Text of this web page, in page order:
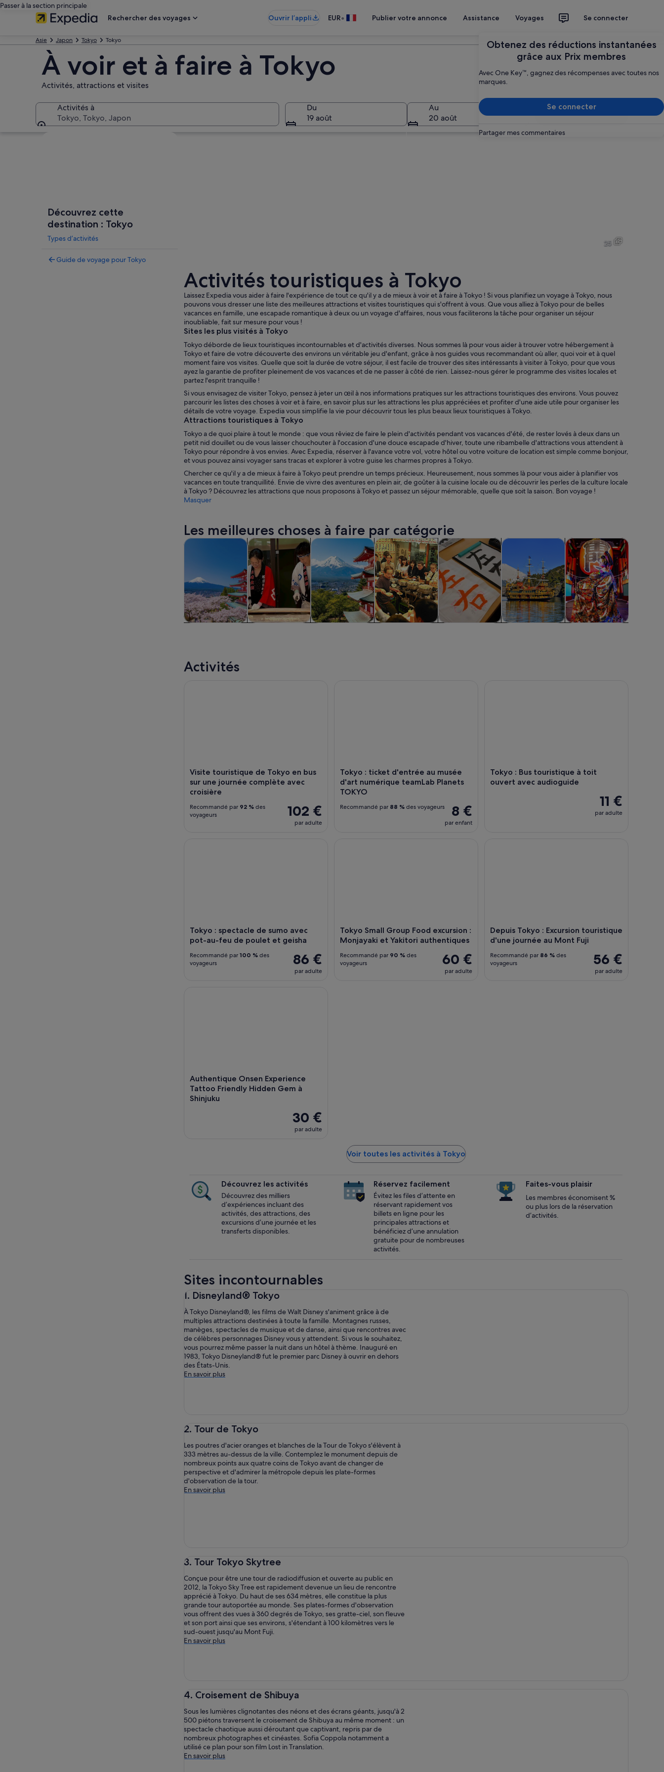
Passer à la section principale
Rechercher des voyages
Ouvrir l’appli EUR• Publier votre annonce Assistance Voyages Se connecter
Obtenez des réductions instantanées
grâce aux Prix membres
Avec One Key™, gagnez des récompenses avec toutes nos
marques.
Se connecter
Partager mes commentaires
Asie Japon Tokyo Tokyo Planifier mon voyage
À voir et à faire à Tokyo
Activités, attractions et visites
Activités à
Tokyo, Tokyo, Japon
Du
19 août
Au
20 août
Rechercher
Découvrez cette
destination : Tokyo
Types d’activités
Guide de voyage pour Tokyo
Une rue animée en plein centre-ville, avec un immeuble remarquable à la façade en verre, de nombreuses enseignes
Une vue urbaine avec une tour imposante illuminée en rouge, des
Une vue urbaine avec des
25
Activités touristiques à Tokyo
Laissez Expedia vous aider à faire l'expérience de tout ce qu'il y a de mieux à voir et à faire à Tokyo ! Si vous planifiez un voyage à Tokyo, nous
pouvons vous dresser une liste des meilleures attractions et visites touristiques qui s'offrent à vous. Que vous alliez à Tokyo pour de belles
vacances en famille, une escapade romantique à deux ou un voyage d'affaires, nous vous faciliterons la tâche pour organiser un séjour
inoubliable, fait sur mesure pour vous !
Sites les plus visités à Tokyo
Tokyo déborde de lieux touristiques incontournables et d'activités diverses. Nous sommes là pour vous aider à trouver votre hébergement à
Tokyo et faire de votre découverte des environs un véritable jeu d'enfant, grâce à nos guides vous recommandant où aller, quoi voir et à quel
moment faire vos visites. Quelle que soit la durée de votre séjour, il est facile de trouver des sites intéressants à visiter à Tokyo, pour que vous
ayez la garantie de profiter pleinement de vos vacances et de ne passer à côté de rien. Laissez-nous gérer le programme des visites locales et
partez l'esprit tranquille !
Si vous envisagez de visiter Tokyo, pensez à jeter un œil à nos informations pratiques sur les attractions touristiques des environs. Vous pouvez
parcourir les listes des choses à voir et à faire, en savoir plus sur les attractions les plus appréciées et profiter d'une aide utile pour organiser les
détails de votre voyage. Expedia vous simplifie la vie pour découvrir tous les plus beaux lieux touristiques à Tokyo.
Attractions touristiques à Tokyo
Tokyo a de quoi plaire à tout le monde : que vous rêviez de faire le plein d'activités pendant vos vacances d'été, de rester lovés à deux dans un
petit nid douillet ou de vous laisser chouchouter à l'occasion d'une douce escapade d'hiver, toute une ribambelle d'attractions vous attendent à
Tokyo pour répondre à vos envies. Avec Expedia, réserver à l'avance votre vol, votre hôtel ou votre voiture de location est simple comme bonjour,
et vous pouvez ainsi voyager sans tracas et explorer à votre guise les charmes propres à Tokyo.
Chercher ce qu'il y a de mieux à faire à Tokyo peut prendre un temps précieux. Heureusement, nous sommes là pour vous aider à planifier vos
vacances en toute tranquillité. Envie de vivre des aventures en plein air, de goûter à la cuisine locale ou de découvrir les perles de la culture locale
à Tokyo ? Découvrez les attractions que nous proposons à Tokyo et passez un séjour mémorable, quelle que soit la saison. Bon voyage !
Masquer
Les meilleures choses à faire par catégorie
Visites d’une journée et excursionsS’ouvre dans un nouvel onglet.
Histoire et cultureS’ouvre dans un nouvel onglet.
Visites privées et personnaliséesS’ouvre dans un nouvel onglet.
Gastronomie et vie nocturneS’ouvre dans un nouvel onglet.
Cours et ateliersS’ouvre dans un nouvel onglet.
Aventure et activités de plein airS’ouvre
Spectacles et concerts
Activités
Visite touristique de Tokyo en bus
sur une journée complète avec
croisière
102 €
par adulte
Recommandé par 92 % des
voyageurs
Tokyo : ticket d'entrée au musée
d'art numérique teamLab Planets
TOKYO
8 €
par enfant
Recommandé par 88 % des voyageurs
Tokyo : Bus touristique à toit
ouvert avec audioguide
11 €
par adulte
Tokyo : spectacle de sumo avec
pot-au-feu de poulet et geisha
86 €
par adulte
Recommandé par 100 % des
voyageurs
Tokyo Small Group Food excursion :
Monjayaki et Yakitori authentiques
60 €
par adulte
Recommandé par 90 % des
voyageurs
Depuis Tokyo : Excursion touristique
d'une journée au Mont Fuji
56 €
par adulte
Recommandé par 86 % des
voyageurs
Authentique Onsen Experience
Tattoo Friendly Hidden Gem à
Shinjuku
30 €
par adulte
Voir toutes les activités à Tokyo
Découvrez les activités
Découvrez des milliers
d’expériences incluant des
activités, des attractions, des
excursions d’une journée et les
transferts disponibles.
Réservez facilement
Évitez les files d’attente en
réservant rapidement vos
billets en ligne pour les
principales attractions et
bénéficiez d’une annulation
gratuite pour de nombreuses
activités.
Faites-vous plaisir
Les membres économisent %
ou plus lors de la réservation
d’activités.
Sites incontournables
1. Disneyland® Tokyo
À Tokyo Disneyland®, les films de Walt Disney s'animent grâce à de
multiples attractions destinées à toute la famille. Montagnes russes,
manèges, spectacles de musique et de danse, ainsi que rencontres avec
de célèbres personnages Disney vous y attendent. Si vous le souhaitez,
vous pourrez même passer la nuit dans un hôtel à thème. Inauguré en
1983, Tokyo Disneyland® fut le premier parc Disney à ouvrir en dehors
des États-Unis.
En savoir plus
2. Tour de Tokyo
Les poutres d'acier oranges et blanches de la Tour de Tokyo s'élèvent à
333 mètres au-dessus de la ville. Contemplez le monument depuis de
nombreux points aux quatre coins de Tokyo avant de changer de
perspective et d'admirer la métropole depuis les plate-formes
d'observation de la tour.
En savoir plus
3. Tour Tokyo Skytree
Conçue pour être une tour de radiodiffusion et ouverte au public en
2012, la Tokyo Sky Tree est rapidement devenue un lieu de rencontre
apprécié à Tokyo. Du haut de ses 634 mètres, elle constitue la plus
grande tour autoportée au monde. Ses plates-formes d'observation
vous offrent des vues à 360 degrés de Tokyo, ses gratte-ciel, son fleuve
et son port ainsi que ses environs, s'étendant à 100 kilomètres vers le
sud-ouest jusqu'au Mont Fuji.
En savoir plus
4. Croisement de Shibuya
Sous les lumières clignotantes des néons et des écrans géants, jusqu'à 2
500 piétons traversent le croisement de Shibuya au même moment : un
spectacle chaotique aussi déroutant que captivant, repris par de
nombreux photographes et cinéastes. Sofia Coppola notamment a
utilisé ce plan pour son film Lost in Translation.
En savoir plus